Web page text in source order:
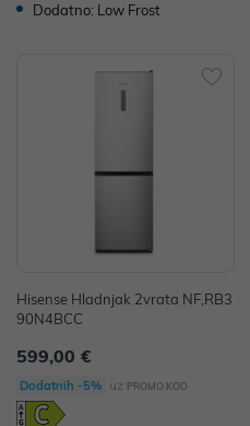
Dodatno: Low Frost
Hisense Hladnjak 2vrata NF,RB3
90N4BCC
599,00 €
Dodatnih -5% uz PROMO KOD